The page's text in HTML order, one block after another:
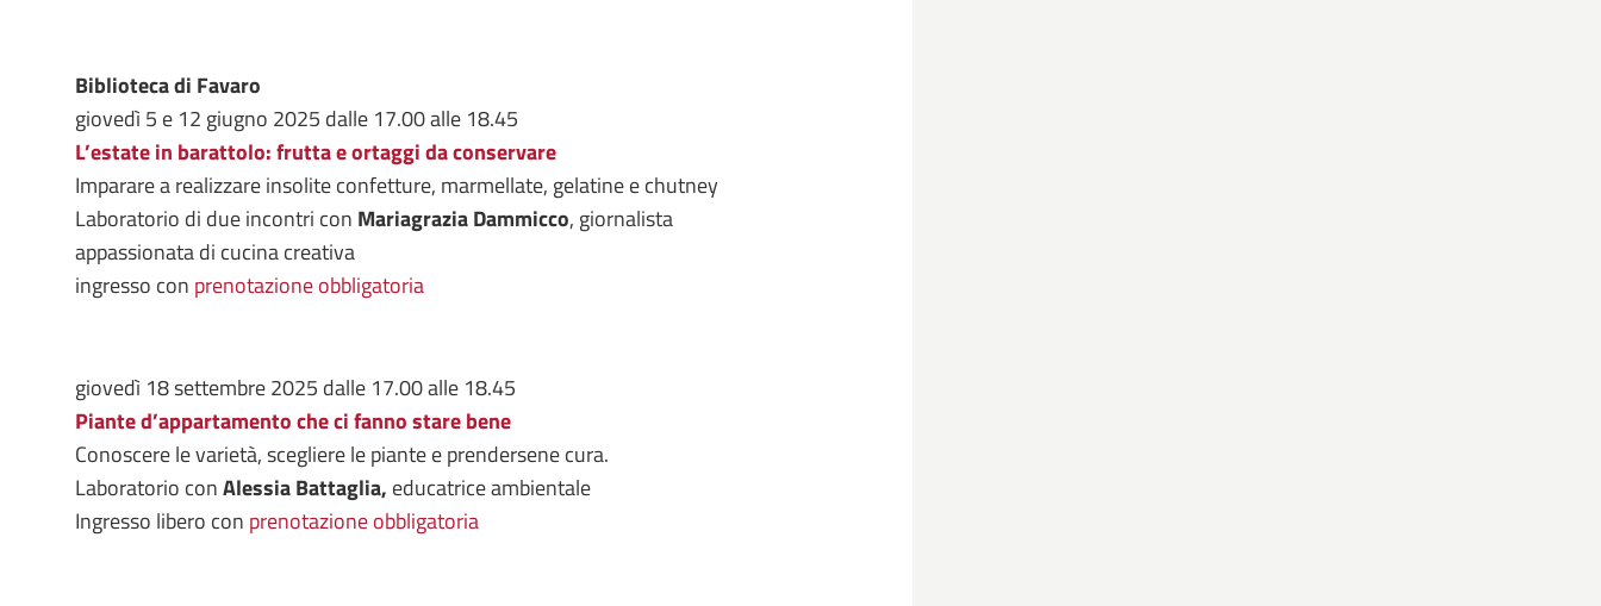
Biblioteca di Favaro
giovedì 5 e 12 giugno 2025 dalle 17.00 alle 18.45
L’estate in barattolo: frutta e ortaggi da conservare
Imparare a realizzare insolite confetture, marmellate, gelatine e chutney
Laboratorio di due incontri con Mariagrazia Dammicco, giornalista
appassionata di cucina creativa
ingresso con prenotazione obbligatoria
giovedì 18 settembre 2025 dalle 17.00 alle 18.45
Piante d’appartamento che ci fanno stare bene
Conoscere le varietà, scegliere le piante e prendersene cura.
Laboratorio conAlessia Battaglia, educatrice ambientale
Ingresso libero con prenotazione obbligatoria